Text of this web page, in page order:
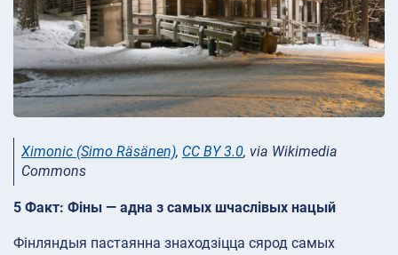
Ximonic (Simo Räsänen), CC BY 3.0, via Wikimedia
Commons
5 Факт: Фіны — адна з самых шчаслівых нацый
Фінляндыя пастаянна знаходзіцца сярод самых